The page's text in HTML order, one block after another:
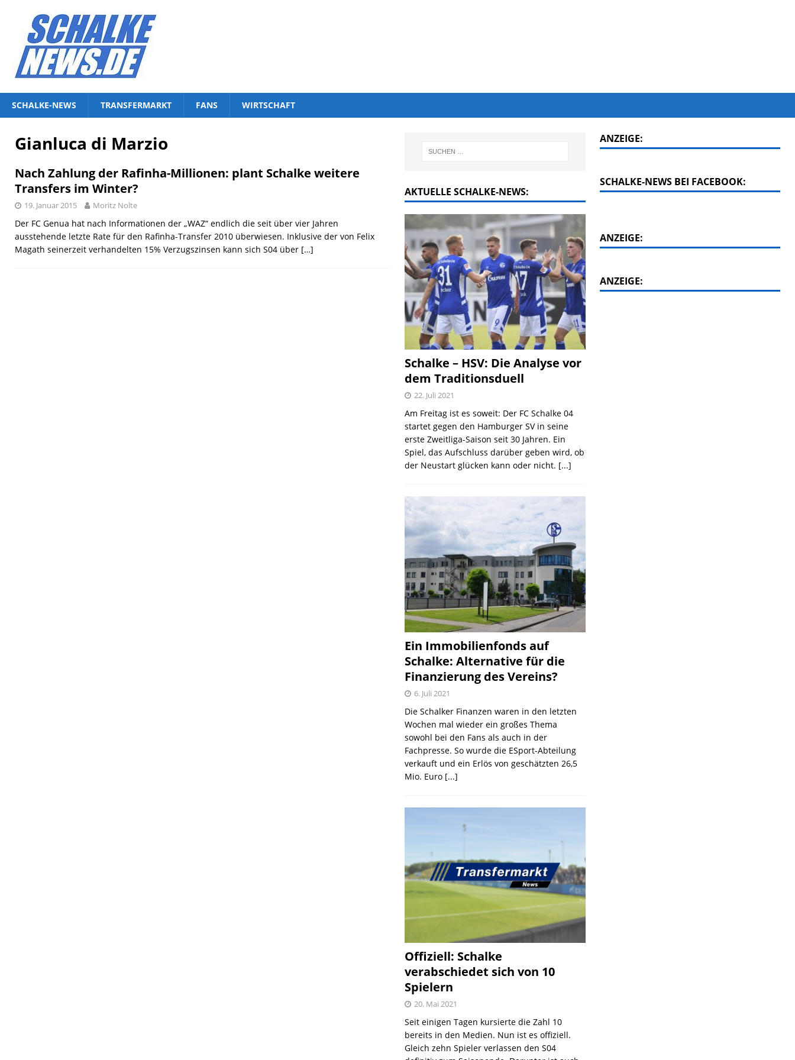
SCHALKE-NEWS TRANSFERMARKT FANS WIRTSCHAFT
Gianluca di Marzio
Nach Zahlung der Rafinha-Millionen: plant Schalke weitere
Transfers im Winter?
19. Januar 2015 Moritz Nolte
Der FC Genua hat nach Informationen der „WAZ“ endlich die seit über vier Jahren
ausstehende letzte Rate für den Rafinha-Transfer 2010 überwiesen. Inklusive der von Felix
Magath seinerzeit verhandelten 15% Verzugszinsen kann sich S04 über […]
AKTUELLE SCHALKE-NEWS:
Schalke – HSV: Die Analyse vor
dem Traditionsduell
22. Juli 2021
Am Freitag ist es soweit: Der FC Schalke 04
startet gegen den Hamburger SV in seine
erste Zweitliga-Saison seit 30 Jahren. Ein
Spiel, das Aufschluss darüber geben wird, ob
der Neustart glücken kann oder nicht. [...]
Ein Immobilienfonds auf
Schalke: Alternative für die
Finanzierung des Vereins?
6. Juli 2021
Die Schalker Finanzen waren in den letzten
Wochen mal wieder ein großes Thema
sowohl bei den Fans als auch in der
Fachpresse. So wurde die ESport-Abteilung
verkauft und ein Erlös von geschätzten 26,5
Mio. Euro [...]
Offiziell: Schalke
verabschiedet sich von 10
Spielern
20. Mai 2021
Seit einigen Tagen kursierte die Zahl 10
bereits in den Medien. Nun ist es offiziell.
Gleich zehn Spieler verlassen den S04
ANZEIGE:
SCHALKE-NEWS BEI FACEBOOK:
ANZEIGE:
ANZEIGE: